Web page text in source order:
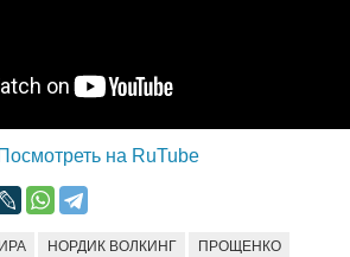
Посмотреть на RuTube
НОРДИК ВОЛКИНГ ПРОЩЕНКО